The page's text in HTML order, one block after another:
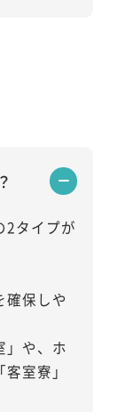
2タイプが
確保しや
」や、ホ
室寮」